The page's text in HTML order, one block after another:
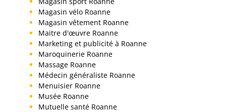
Magasin vélo Roanne
Magasin vêtement Roanne
Maitre d'œuvre Roanne
Marketing et publicité à Roanne
Maroquinerie Roanne
Massage Roanne
Médecin généraliste Roanne
Menuisier Roanne
Musée Roanne
Mutuelle santé Roanne